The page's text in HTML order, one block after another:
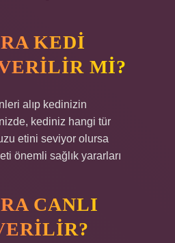
KEDI
MI?
alıp kedinizin
kediniz hangi tür
etini seviyor olursa
önemli sağlık yararları
CANLI